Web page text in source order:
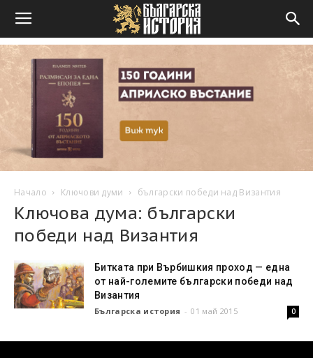
Начало Ключови думи български победи над Византия
Ключова дума: български
победи над Византия
Битката при Върбишкия проход — една
от най-големите български победи над
Византия
Българска история - 01 май 2015 0